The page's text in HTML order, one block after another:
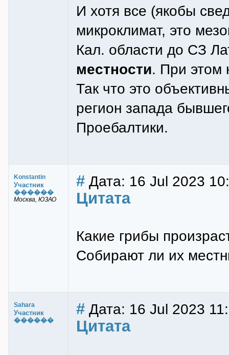
И хотя все (якобы
микроклимат, это
Кал. области до СЗ
местности. При этом
Так что это
регион запада
Проебалтики.
Konstantin
Участник
������
Москва, ЮЗАО
# Дата: 16 Jul 2023
Цитата
Какие грибы
Собирают ли их
Sahara
Участник
������
# Дата: 16 Jul 2023
Цитата